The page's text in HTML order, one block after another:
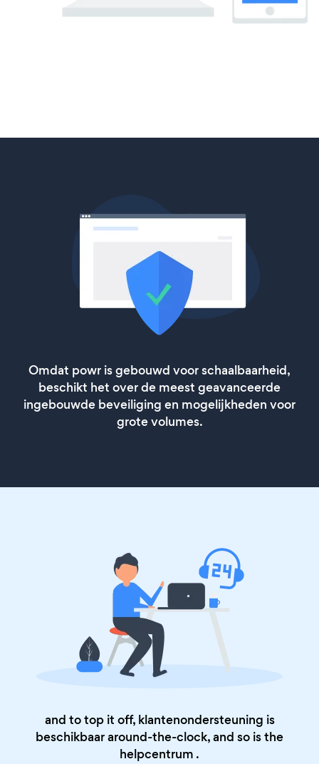
Omdat powr is gebouwd voor schaalbaarheid,
beschikt het over de meest geavanceerde
ingebouwde beveiliging en mogelijkheden voor
grote volumes.
and to top it off, klantenondersteuning is
beschikbaar around-the-clock, and so is the
helpcentrum .